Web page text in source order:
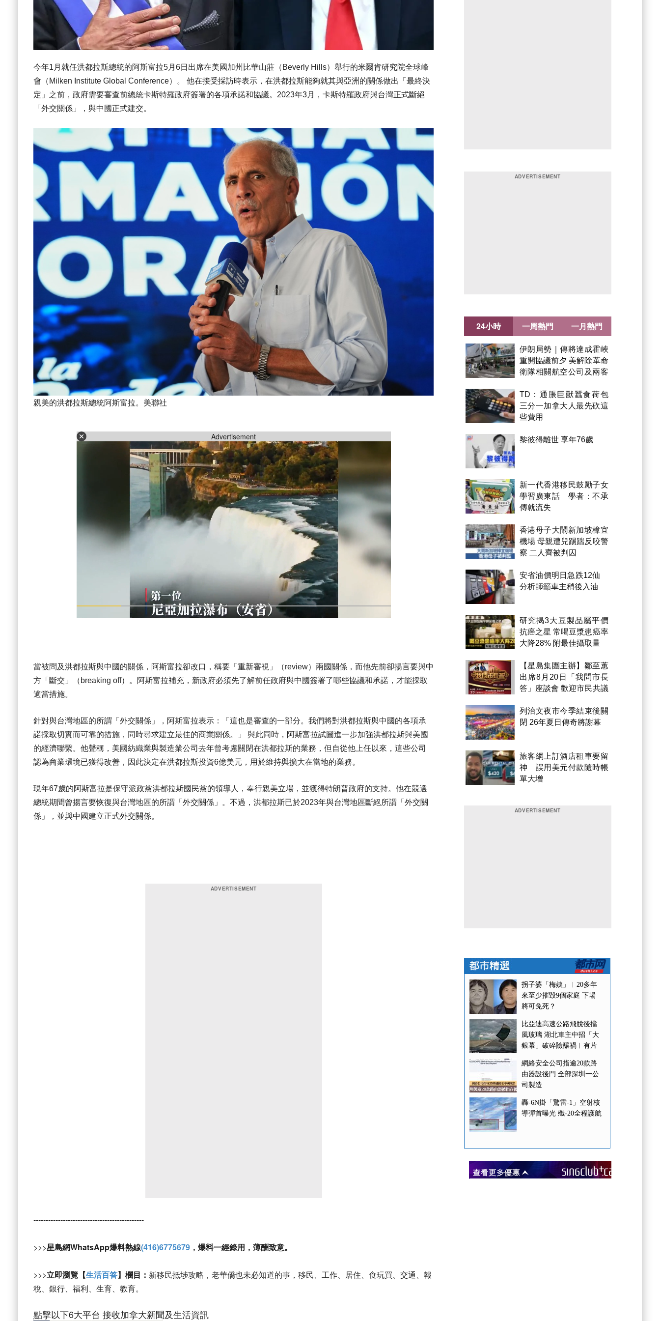
今年1月就任洪都拉斯總統的阿斯富拉5月6日出席在美國加州比華山莊（Beverly Hills）舉行的米爾肯研究院全球峰
會（Milken Institute Global Conference）。 他在接受採訪時表示，在洪都拉斯能夠就其與亞洲的關係做出「最終決
定」之前，政府需要審查前總統卡斯特羅政府簽署的各項承諾和協議。2023年3月，卡斯特羅政府與台灣正式斷絕
「外交關係」，與中國正式建交。
親美的洪都拉斯總統阿斯富拉。美聯社
Advertisement
當被問及洪都拉斯與中國的關係，阿斯富拉卻改口，稱要「重新審視」（review）兩國關係，而他先前卻揚言要與中
方「斷交」（breaking off）。阿斯富拉補充，新政府必須先了解前任政府與中國簽署了哪些協議和承諾，才能採取
適當措施。
針對與台灣地區的所謂「外交關係」，阿斯富拉表示：「這也是審查的一部分。我們將對洪都拉斯與中國的各項承
諾採取切實而可靠的措施，同時尋求建立最佳的商業關係。」 與此同時，阿斯富拉試圖進一步加強洪都拉斯與美國
的經濟聯繫。他聲稱，美國紡織業與製造業公司去年曾考慮關閉在洪都拉斯的業務，但自從他上任以來，這些公司
認為商業環境已獲得改善，因此決定在洪都拉斯投資6億美元，用於維持與擴大在當地的業務。
現年67歲的阿斯富拉是保守派政黨洪都拉斯國民黨的領導人，奉行親美立場，並獲得特朗普政府的支持。他在競選
總統期間曾揚言要恢復與台灣地區的所謂「外交關係」。不過，洪都拉斯已於2023年與台灣地區斷絕所謂「外交關
係」，並與中國建立正式外交關係。
---------------------------------------------
>>>星島網WhatsApp爆料熱線(416)6775679 ，爆料一經錄用，薄酬致意。
>>>立即瀏覽【生活百答】欄目： 新移民抵埗攻略，老華僑也未必知道的事，移民、工作、居住、食玩買、交通、報
稅、銀行、福利、生育、教育。
點擊以下6大平台 接收加拿大新聞及生活資訊
24小時
伊朗局勢｜傳將達成霍峽
重開協議前夕 美解除革命
衛隊相關航空公司及兩客
TD：通脹巨獸蠶食荷包
三分一加拿大人最先砍這
些費用
黎彼得離世 享年76歲
新一代香港移民鼓勵子女
學習廣東話 學者：不承
傳就流失
香港母子大鬧新加坡樟宜
機場 母親遭兒踢踹反咬警
察 二人齊被判囚
安省油價明日急跌12仙
分析師籲車主稍後入油
研究揭3大豆製品屬平價
抗癌之星 常喝豆漿患癌率
大降28% 附最佳攝取量
【星島集團主辦】鄒至蕙
出席8月20日「我問市長
答」座談會 歡迎市民共議
列治文夜市今季結束後關
閉 26年夏日傳奇將謝幕
旅客網上訂酒店租車要留
神 誤用美元付款隨時帳
單大增
一周熱門 一月熱門